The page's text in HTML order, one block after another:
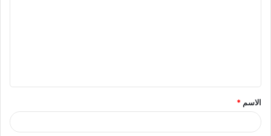
ق
*
الاسم *